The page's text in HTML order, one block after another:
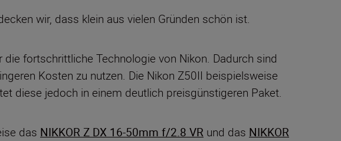
wir, dass klein aus vielen Gründen schön ist.
fortschrittliche Technologie von Nikon. Dadurch sind
Kosten zu nutzen. Die Nikon Z50II beispielsweise
diese jedoch in einem deutlich preisgünstigeren Paket.
das NIKKOR Z DX 16-50mm f/2.8 VR und das NIKKOR